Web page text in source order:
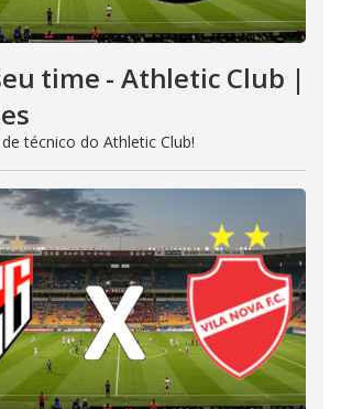
time - Athletic Club |
técnico do Athletic Club!